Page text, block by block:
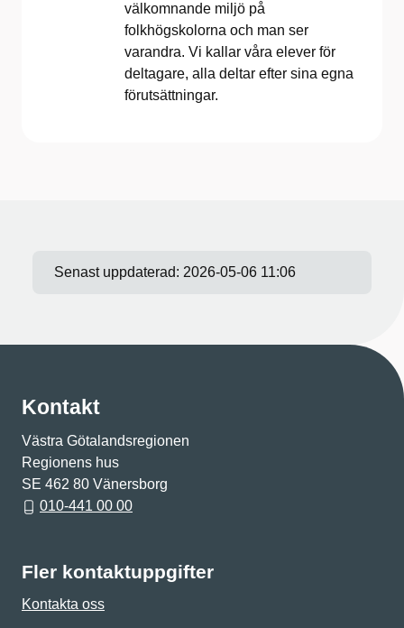
välkomnande miljö på
folkhögskolorna och man ser
varandra. Vi kallar våra elever för
deltagare, alla deltar efter sina egna
förutsättningar.
Senast uppdaterad: 2026-05-06 11:06
Kontakt
Västra Götalandsregionen
Regionens hus
SE 462 80 Vänersborg
010-441 00 00
Fler kontaktuppgifter
Kontakta oss